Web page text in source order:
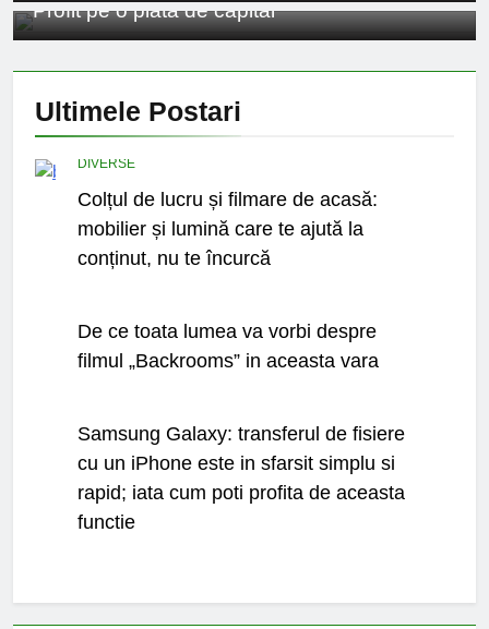
Ce spun mailurile de
campanie ale lui
6 Ani Ago
Profit pe o piata de capital
Ultimele Postari
DIVERSE
Colțul de lucru și filmare de acasă:
mobilier și lumină care te ajută la
conținut, nu te încurcă
De ce toata lumea va vorbi despre
filmul „Backrooms” in aceasta vara
Samsung Galaxy: transferul de fisiere
cu un iPhone este in sfarsit simplu si
rapid; iata cum poti profita de aceasta
functie